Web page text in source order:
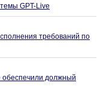
GPT-Live
требований по
обеспечили должный